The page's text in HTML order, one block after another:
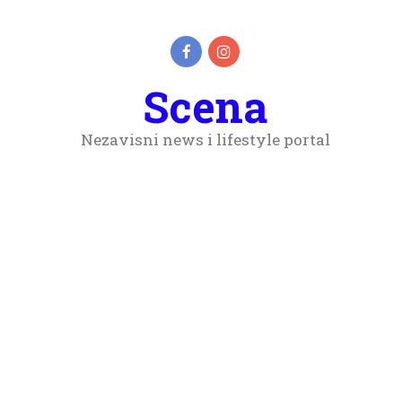
Scena
Nezavisni news i lifestyle portal